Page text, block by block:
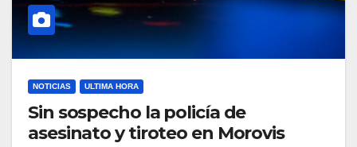
NOTICIAS ULTIMA HORA
Sin sospecho la policía de
asesinato y tiroteo en Morovis